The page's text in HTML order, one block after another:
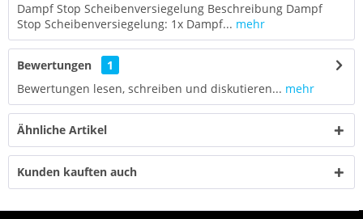
Dampf Stop Scheibenversiegelung Beschreibung Dampf
Stop Scheibenversiegelung: 1x Dampf... mehr
Bewertungen
1
Bewertungen lesen, schreiben und diskutieren... mehr
Ähnliche Artikel
Kunden kauften auch